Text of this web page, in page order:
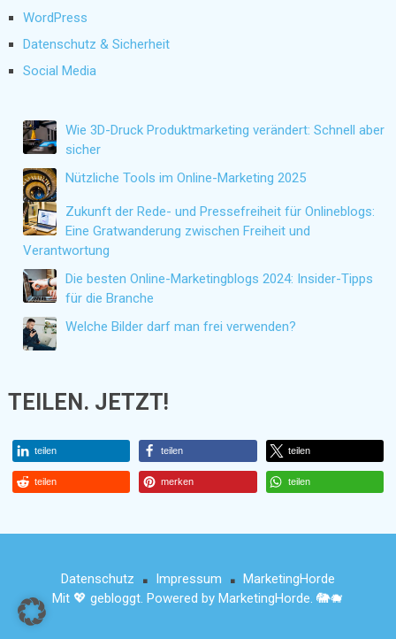
WordPress
Datenschutz & Sicherheit
Social Media
Wie 3D-Druck Produktmarketing verändert: Schnell aber
sicher
Nützliche Tools im Online-Marketing 2025
Zukunft der Rede- und Pressefreiheit für Onlineblogs:
Eine Gratwanderung zwischen Freiheit und
Verantwortung
Die besten Online-Marketingblogs 2024: Insider-Tipps
für die Branche
Welche Bilder darf man frei verwenden?
TEILEN. JETZT!
teilen teilen teilen
teilen merken teilen
Datenschutz ■ Impressum ■ MarketingHorde